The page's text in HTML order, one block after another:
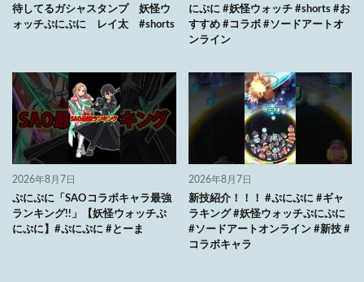
待してるガシャスタンプ 妖怪ウ
ォッチぷにぷに レイ太 #shorts
にぷに #妖怪ウォッチ #shorts #お
すすめ #コラボ #ソードアートオ
ンライン
2026年8月7日
ぷにぷに「SAOコラボキャラ最強
ランキング!!」【妖怪ウォッチぷ
にぷに】#ぷにぷに #とーま
2026年8月7日
新技紹介！！！ #ぷにぷに #ギャ
ラキング #妖怪ウォッチぷにぷに
#ソードアートオンライン #新技 #
コラボキャラ